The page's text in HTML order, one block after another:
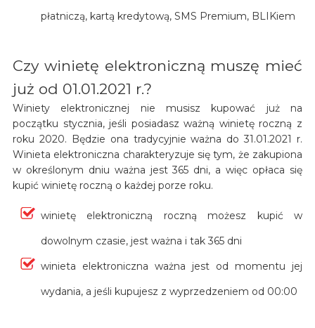
płatniczą, kartą kredytową, SMS Premium, BLIKiem
Czy winietę elektroniczną muszę mieć
już od 01.01.2021 r.?
Winiety elektronicznej nie musisz kupować już na
początku stycznia, jeśli posiadasz ważną winietę roczną z
roku 2020. Będzie ona tradycyjnie ważna do 31.01.2021 r.
Winieta elektroniczna charakteryzuje się tym, że zakupiona
w określonym dniu ważna jest 365 dni, a więc opłaca się
kupić winietę roczną o każdej porze roku.
winietę elektroniczną roczną możesz kupić w
dowolnym czasie, jest ważna i tak 365 dni
winieta elektroniczna ważna jest od momentu jej
wydania, a jeśli kupujesz z wyprzedzeniem od 00:00